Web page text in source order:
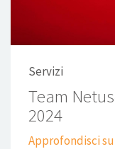
Servizi
Team
2024
Approfondisci